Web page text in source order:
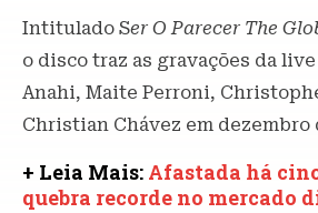
Intitulado Ser O Parecer The
o disco traz as gravações da
Anahi, Maite Perroni,
Christian Chávez em dezembro
+ Leia Mais: Afastada há
quebra recorde no mercado